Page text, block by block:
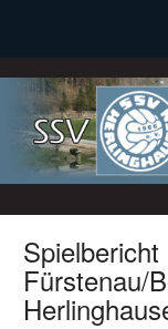
SSV
Fürstenau/